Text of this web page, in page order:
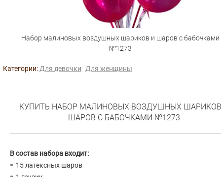
Набор малиновых воздушных шариков и шаров с бабочками
№1273
Категории: Для девочки Для женщины
КУПИТЬ НАБОР МАЛИНОВЫХ ВОЗДУШНЫХ
ШАРОВ С БАБОЧКАМИ №1273
В состав набора входит:
15 латексных шаров